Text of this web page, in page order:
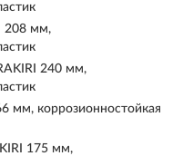
208 мм,
240 мм,
мм, коррозионностойкая
175 мм,